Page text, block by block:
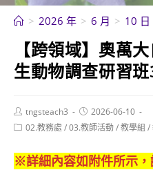
內
> 2026 年 > 6 月 > 10 日
【跨領域】奧萬
生動物調查研習
Post
author:
tngsteach3
Post
published:
2026-06-10
Post02.教務處 /03.教師活動/教學組 /
※詳細內容如附件所示，